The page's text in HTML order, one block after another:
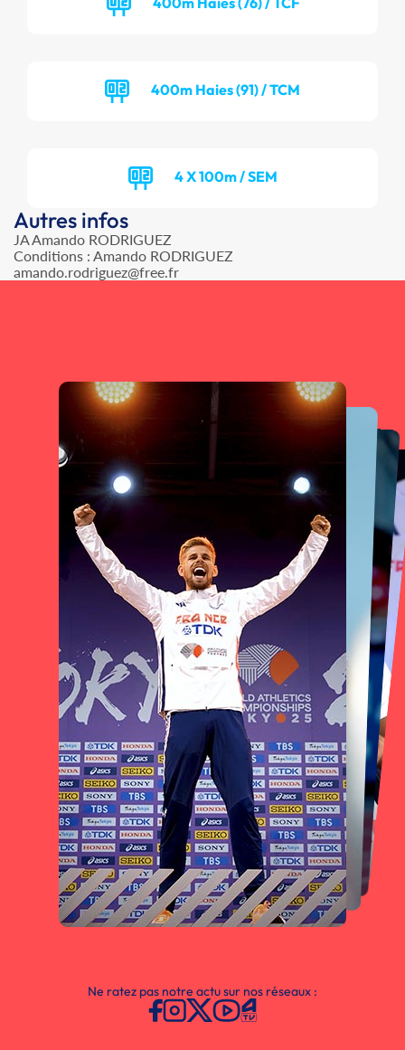
400m Haies (91) / TCM
4 X 100m / SEM
Autres infos
JA Amando RODRIGUEZ
Conditions : Amando RODRIGUEZ
amando.rodriguez@free.fr
Ne ratez pas notre actu sur nos réseaux :